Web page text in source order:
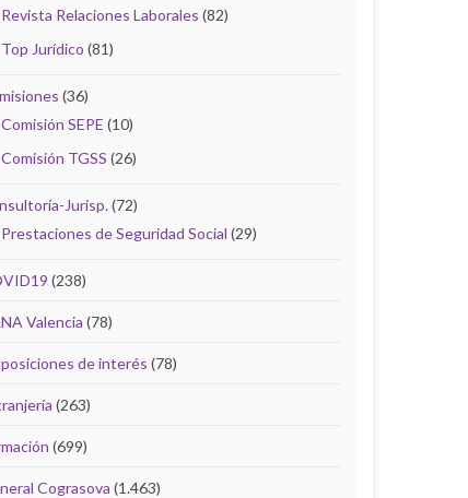
Revista Relaciones Laborales (82)
Top Jurídico (81)
(36)
Comisión SEPE (10)
Comisión TGSS (26)
Jurisp.(72)
Prestaciones de Seguridad Social (29)
(238)
Valencia (78)
de interés (78)
(263)
(699)
Cograsova (1.463)